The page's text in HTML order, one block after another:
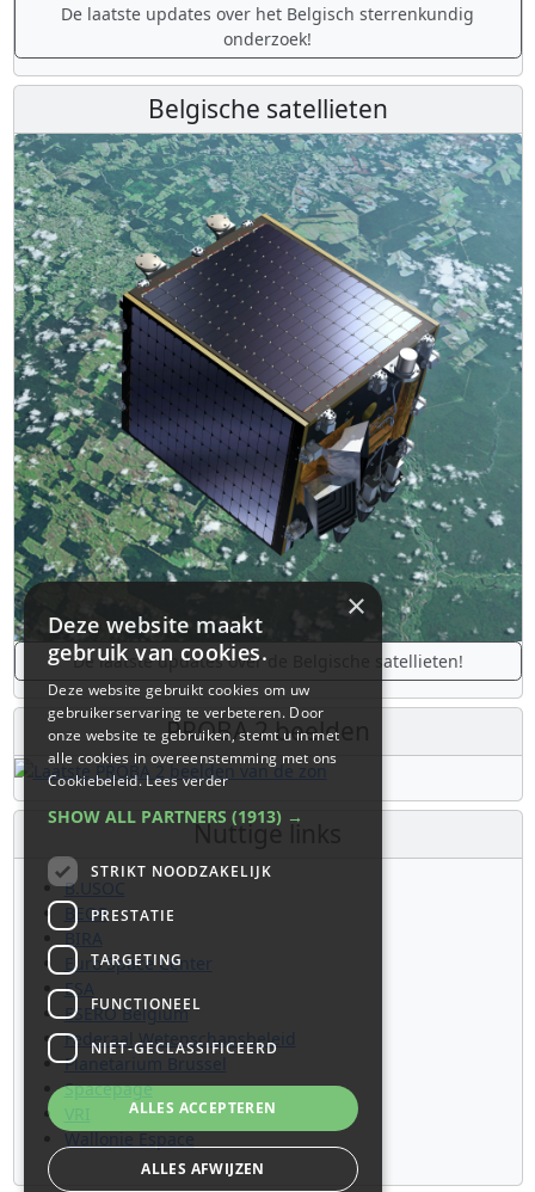
De laatste updates over het Belgisch sterrenkundig
onderzoek!
Belgische satellieten
De laatste updates over de Belgische satellieten!
PROBA 2 beelden
Nuttige links
B.USOC
BEOP
BIRA
Euro Space Center
ESA
ESERO Belgium
Federaal Wetenschapsbeleid
Planetarium Brussel
Spacepage
VRI
Wallonie Espace
×
Deze website maakt
gebruik van cookies.
Deze website gebruikt cookies om uw
gebruikerservaring te verbeteren. Door
onze website te gebruiken, stemt u in met
alle cookies in overeenstemming met ons
Cookiebeleid.Lees verder
SHOW ALL PARTNERS (1913) →
STRIKT NOODZAKELIJK
PRESTATIE
TARGETING
FUNCTIONEEL
NIET-GECLASSIFICEERD
ALLES ACCEPTEREN
ALLES AFWIJZEN